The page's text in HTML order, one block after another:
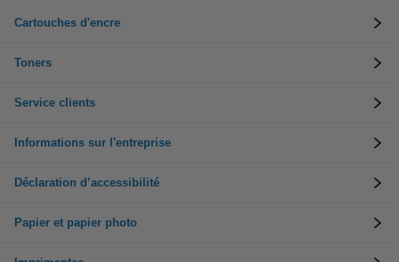
Cartouches d'encre
Toners
Service clients
Informations sur l'entreprise
Déclaration d’accessibilité
Papier et papier photo